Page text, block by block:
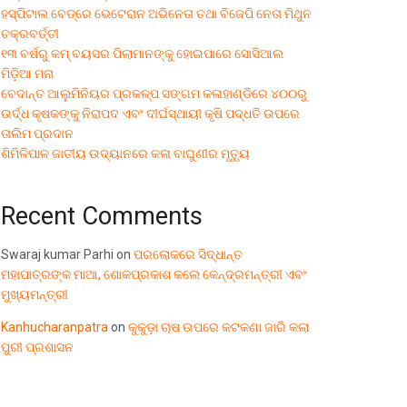
ହସ୍ପିଟାଲ ବେଡ୍‌ରେ ଭେଟେରାନ ଅଭିନେତା ତଥା ବିଜେପି ନେତା ମିଥୁନ
ଚକ୍ରବର୍ତ୍ତୀ
୧୩ ବର୍ଷରୁ କମ୍ ବୟସର ପିଲାମାନଙ୍କୁ ହୋଇପାରେ ସୋସିଆଲ
ମିଡ଼ିଆ ମନା
ବେଦାନ୍ତ ଆଲୁମିନିୟର ପ୍ରକଳ୍ପ ସଙ୍ଗମ କଳାହାଣ୍ଡିରେ ୪୦୦ରୁ
ଉର୍ଦ୍ଧ କୃଷକଙ୍କୁ ନିରାପଦ ଏବଂ ଦୀର୍ଘସ୍ଥାୟୀ କୃଷି ପଦ୍ଧତି ଉପରେ
ତାଲିମ ପ୍ରଦାନ
ଶିମିଳିପାଳ ଜାତୀୟ ଉଦ୍ୟାନରେ କଳା ବାଘୁଣୀର ମୃତ୍ୟୁ
Recent Comments
Swaraj kumar Parhi on ପରଲୋକରେ ସିଦ୍ଧାନ୍ତ
ମହାପାତ୍ରଙ୍କ ମାଆ, ଶୋକପ୍ରକାଶ କଲେ କେନ୍ଦ୍ରମନ୍ତ୍ରୀ ଏବଂ
ମୁଖ୍ୟମନ୍ତ୍ରୀ
Kanhucharanpatraon କୁକୁଡ଼ା ଚାଷ ଉପରେ କଟକଣା ଜାରି କଲା
ପୁରୀ ପ୍ରଶାସନ